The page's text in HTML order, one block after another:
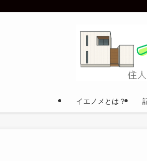
イエノメとは？